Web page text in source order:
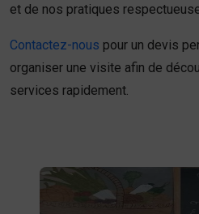
et de nos pratiques
Contactez-nous pour un devis
organiser une visite afin de
services rapidement.